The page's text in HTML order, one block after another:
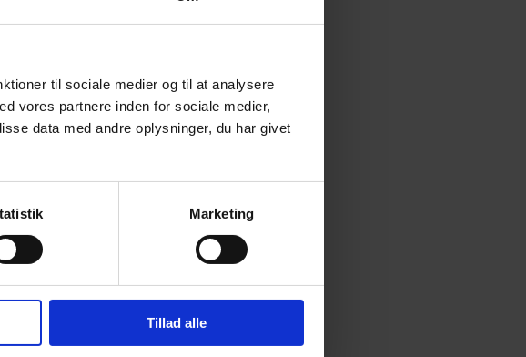
til sociale medier og til at analysere
vores partnere inden for sociale medier,
data med andre oplysninger, du har givet
Marketing
Tillad alle